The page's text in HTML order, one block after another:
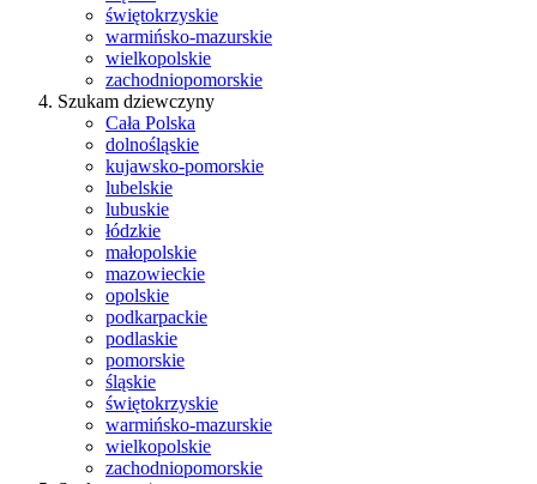
świętokrzyskie
warmińsko-mazurskie
wielkopolskie
zachodniopomorskie
Szukam dziewczyny
Cała Polska
dolnośląskie
kujawsko-pomorskie
lubelskie
lubuskie
łódzkie
małopolskie
mazowieckie
opolskie
podkarpackie
podlaskie
pomorskie
śląskie
świętokrzyskie
warmińsko-mazurskie
wielkopolskie
zachodniopomorskie